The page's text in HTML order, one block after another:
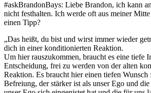
#askBrandonBays: Liebe Brandon, ich kann
nicht festhalten. Ich werde oft aus meiner
einen Tipp?
„Das heißt, du bist und wirst immer wieder
dich in einer konditionierten Reaktion.
Um hier rauszukommen, braucht es eine tiefe
Entscheidung, frei zu werden von der alten
Reaktion. Es braucht hier einen tiefen
Befreiung, der stärker ist als unser Ego und